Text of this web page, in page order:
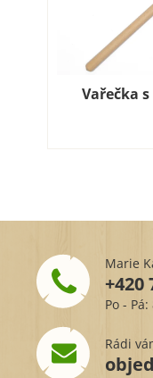
Vařečka
Marie
+420
Po -
Rádi